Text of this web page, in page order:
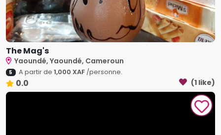
The Mag's
Yaoundé, Yaoundé, Cameroun
5 A partir de 1,000 XAF/personne.
0.0 (1 like)